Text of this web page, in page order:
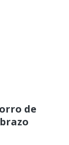
de